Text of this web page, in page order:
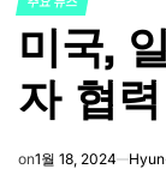
POSTED
IN
미국,
자 협
on1월 18, 2024